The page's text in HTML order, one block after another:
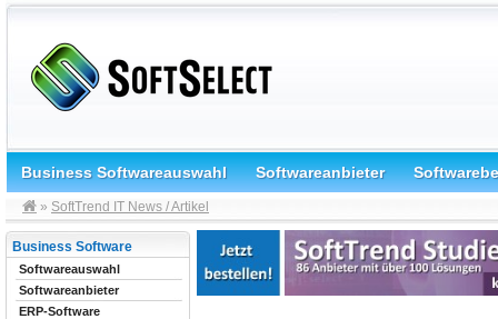
Business Softwareauswahl Softwareanbieter
» SoftTrend IT News / Artikel
Business Software
Softwareauswahl
Softwareanbieter
ERP-Software